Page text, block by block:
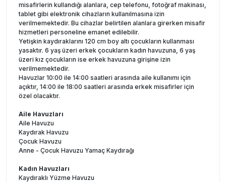
misafirlerin kullandığı alanlara, cep telefonu, fotoğraf makinası,
tablet gibi elektronik cihazların kullanılmasına izin
verilmemektedir. Bu cihazlar belirtilen alanlara girerken misafir
hizmetleri personeline emanet edilebilir.
Yetişkin kaydıraklarını 120 cm boy altı çocukların kullanması
yasaktır. 6 yaş üzeri erkek çocukların kadın havuzuna, 6 yaş
üzeri kız çocukların ise erkek havuzuna girişine izin
verilmemektedir.
Havuzlar 10:00 ile 14:00 saatleri arasında aile kullanımı için
açıktır, 14:00 ile 18:00 saatleri arasında erkek misafirler için
özel olacaktır.
Aile Havuzları
Aile Havuzu
Kaydırak Havuzu
Çocuk Havuzu
Anne - Çocuk Havuzu Yamaç Kaydırağı
Kadın Havuzları
Kaydıraklı Yüzme Havuzu